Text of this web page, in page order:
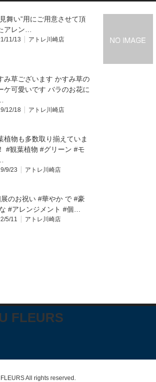
舞い”用にご用意させて頂
アレン…
11/13 アトレ川崎店
み草ございます かすみ草の
ケ可愛いです️ バラのお花に
12/18 アトレ川崎店
植物も多数取り揃えていま
#観葉植物 #グリーン #モ
9/23 アトレ川崎店
のお祝い #華やか で #豪
#アレンジメント #個…
5/11 アトレ川崎店
All rights reserved.